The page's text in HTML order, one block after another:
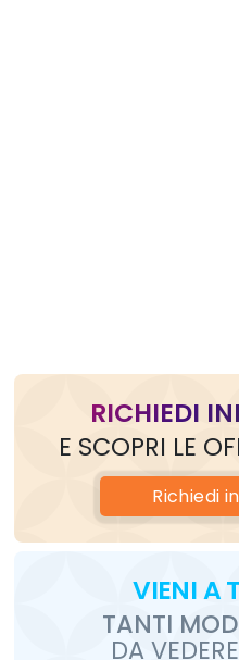
RICHIEDI
E SCOPRI LE
Richiedi
VIENIA
TANTI
DA